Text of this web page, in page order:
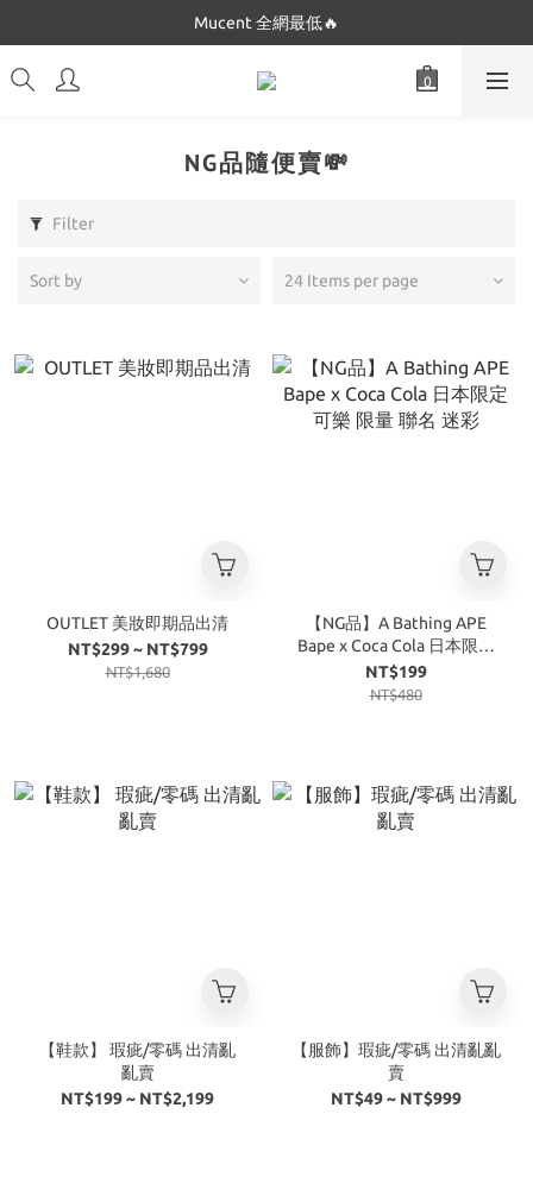
Dickies 最低$280起🔥
Mucent 全網最低🔥
Dickies 最低$280起🔥
NG品隨便賣💸
Filter
Sort by 24 Items per page
OUTLET 美妝即期品出清
NT$299 ~ NT$799
NT$1,680
【NG品】A Bathing APE
Bape x Coca Cola 日本限定
可樂 限量 聯名 迷彩
NT$199
NT$480
【鞋款】 瑕疵/零碼 出清亂
亂賣
NT$199 ~ NT$2,199
【服飾】瑕疵/零碼 出清亂亂
賣
NT$49 ~ NT$999